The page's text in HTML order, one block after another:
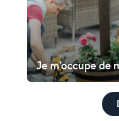
Je m'occupe de